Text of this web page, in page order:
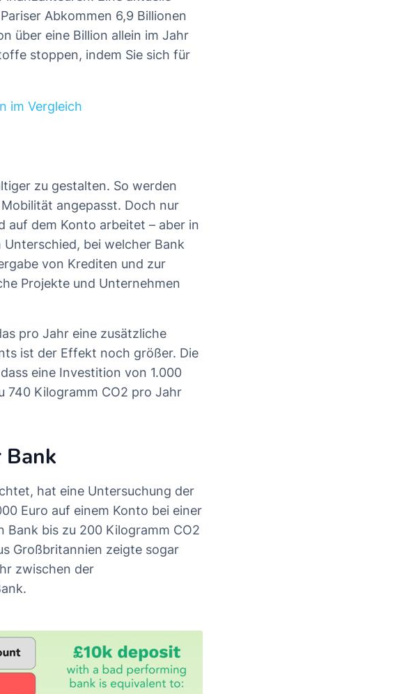
Abkommen 6,9 Billionen
über eine Billion allein im Jahr
stoppen, indem Sie sich für
im Vergleich
zu gestalten. So werden
angepasst. Doch nur
auf dem Konto arbeitet – aber in
bei welcher Bank
von Krediten und zur
Projekte und Unternehmen
pro Jahr eine zusätzliche
ist der Effekt noch größer. Die
eine Investition von 1.000
740 Kilogramm CO2 pro Jahr
hat eine Untersuchung der
Euro auf einem Konto bei einer
bis zu 200 Kilogramm CO2
Großbritannien zeigte sogar
zwischen der